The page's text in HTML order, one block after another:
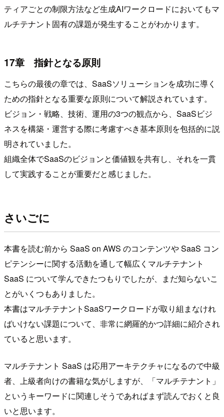
ティアごとの制限方法など生成AIワークロードにおいてもマ
ルチテナント固有の課題が発生することがわかります。
17章 指針となる原則
こちらの最後の章では、SaaSソリューションを成功に導く
ための指針となる重要な原則について解説されています。
ビジョン・戦略、技術、運用の3つの観点から、SaaSビジ
ネスを構築・運営する際に考慮すべき基本原則を包括的に説
明されていました。
組織全体でSaaSのビジョンと価値観を共有し、それを一貫
して実践することが重要だと感じました。
さいごに
本書を読む前から SaaS on AWS のコンテンツや SaaS コン
ピテンシーに関する活動を通して幅広くマルチテナント
SaaS について学んできたつもりでしたが、まだ知らないこ
とがいくつもありました。
本書はマルチテナントSaaSワークロードが取り組まなけれ
ばいけない課題について、非常に網羅的かつ詳細に紹介され
ていると思います。
マルチテナント SaaS は応用アーキテクチャになるので中級
者、上級者向けの書籍な気がしますが、「マルチテナント」
というキーワードに関連しそうであればまず読んでおくと良
いと思います。